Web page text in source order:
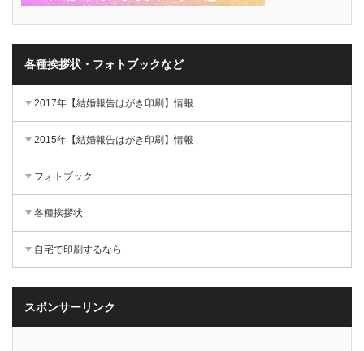
各種挨拶状・フォトブックなど
2017年【結婚報告はがき印刷】情報
2015年【結婚報告はがき印刷】情報
フォトブック
各種挨拶状
自宅で印刷するなら
スポンサーリンク